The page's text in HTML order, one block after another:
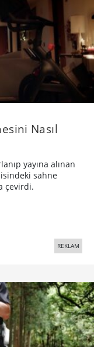
Nasıl
yayına alınan
sahne
çevirdi.
REKLAM